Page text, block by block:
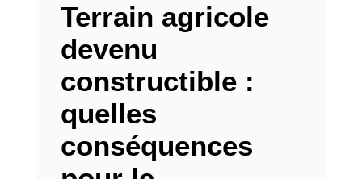
Terrain agricole
devenu
constructible :
quelles
conséquences